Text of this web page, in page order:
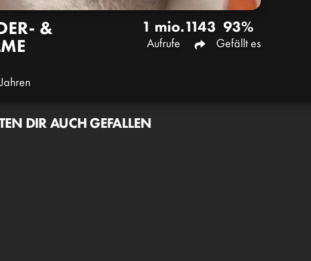
& 1 mio.
Aufrufe
1143 93%
Gefällt es
DIR AUCH GEFALLEN